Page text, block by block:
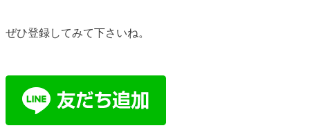
ぜひ登録してみて下さいね。